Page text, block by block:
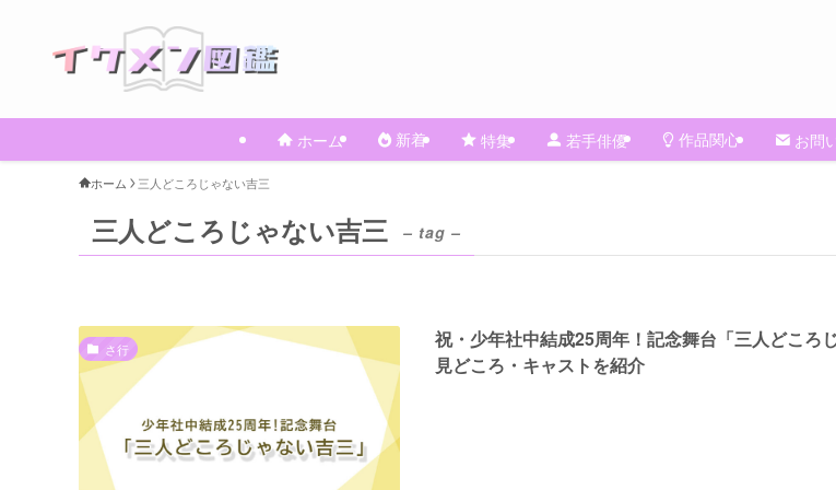
ホーム 新着 特集 若手俳優 作品関心 お問
ホーム 三人どころじゃない吉三
三人どころじゃない吉三 – tag –
さ行
祝・少年社中結成25周年！記念舞台「三人どころ
見どころ・キャストを紹介